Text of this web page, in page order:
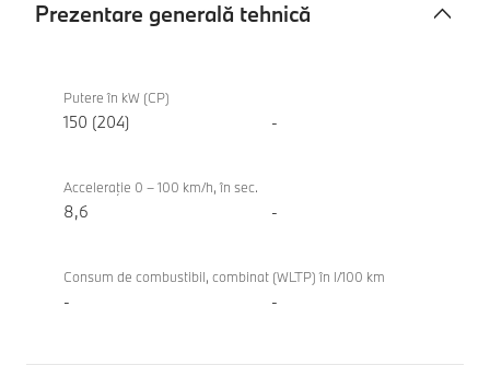
Prezentare generală tehnică
generală
tehnică
eDrive20
Putere în kW (CP)
150 (204) -
Acceleraţie 0 – 100 km/h, în sec.
8,6 -
Consum de combustibil, combinat (WLTP) în l/100 km
- -